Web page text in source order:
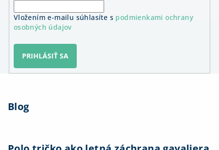
Vložením e-mailu súhlasíte s podmienkami ochrany
osobných údajov
PRIHLÁSIŤ SA
Blog